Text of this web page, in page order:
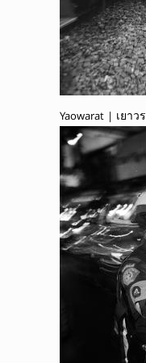
Yaowarat | เยาว